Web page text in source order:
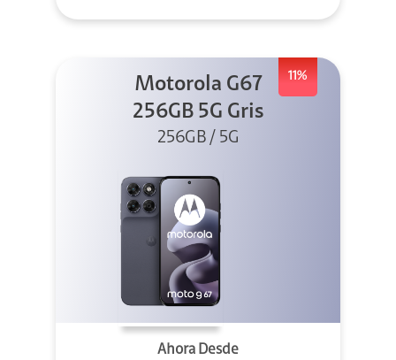
11%
Motorola G67
256GB 5G Gris
256GB / 5G
Ahora Desde